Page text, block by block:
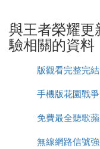
一、射手：
1、百里守約—碎
試
2、狄仁傑——超時
4、孫尚香—宴攔
5、魯班——乒乓小
6、阿離——祈雪
與王者榮耀
驗相關的資料
版觀看完整完
機在線
手機版花園戰
載視頻
免費最全聽歌
app推薦
無線網路信號